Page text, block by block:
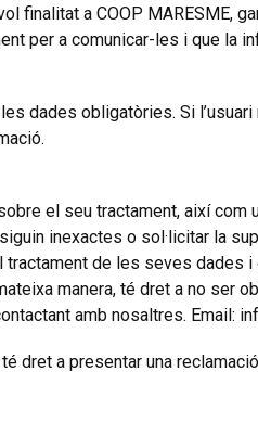
finalitat a COOP MARESME,
per a comunicar-les i que la
dades obligatòries. Si
el seu tractament, així
inexactes o sol·licitar la
de les seves dades
manera, té dret a no ser
amb nosaltres. Email:
dret a presentar una